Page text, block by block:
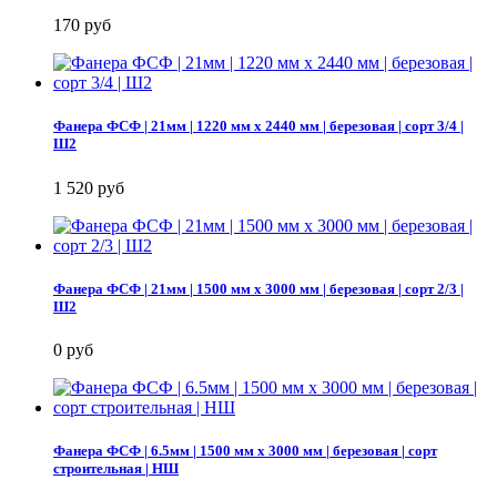
170 руб
Фанера ФСФ | 21мм | 1220 мм х 2440 мм | березовая | сорт 3/4 |
Ш2
1 520 руб
Фанера ФСФ | 21мм | 1500 мм х 3000 мм | березовая | сорт 2/3 |
Ш2
0 руб
Фанера ФСФ | 6.5мм | 1500 мм х 3000 мм | березовая | сорт
строительная | НШ